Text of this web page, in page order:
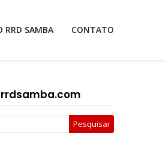
RRD SAMBA CONTATO